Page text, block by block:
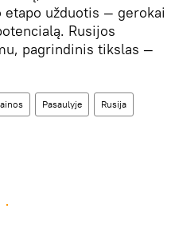
užduotis — gerokai
Rusijos
pagrindinis tikslas —
Pasaulyje Rusija